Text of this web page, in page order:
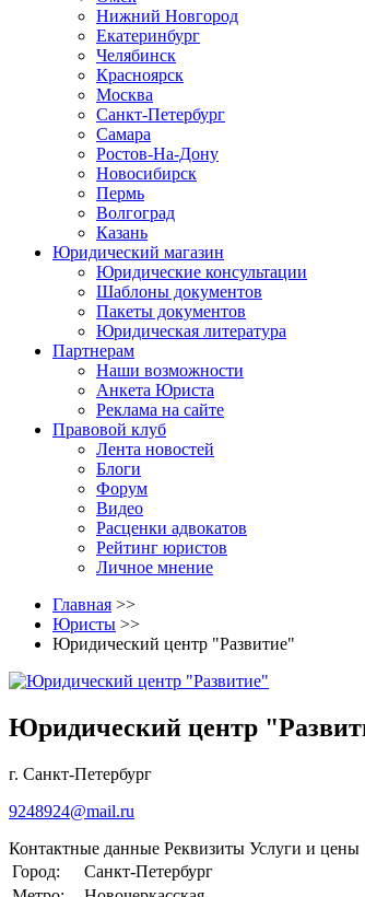
Нижний Новгород
Екатеринбург
Челябинск
Красноярск
Москва
Санкт-Петербург
Самара
Ростов-На-Дону
Новосибирск
Пермь
Волгоград
Казань
Юридический магазин
Юридические консультации
Шаблоны документов
Пакеты документов
Юридическая литература
Партнерам
Наши возможности
Анкета Юриста
Реклама на сайте
Правовой клуб
Лента новостей
Блоги
Форум
Видео
Расценки адвокатов
Рейтинг юристов
Личное мнение
Главная >>
Юристы >>
Юридический центр "Развитие"
Юридический центр
г. Санкт-Петербург
9248924@mail.ru
Контактные данные Реквизиты Услуги и цены
Город:
Санкт-Петербург